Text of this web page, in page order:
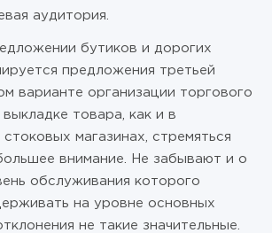
аудитория.
бутиков и дорогих
предложения третьей
варианте организации торгового
товара, как и в
магазинах, стремяться
внимание. Не забывают и о
обслуживания которого
на уровне основных
не такие значительные.